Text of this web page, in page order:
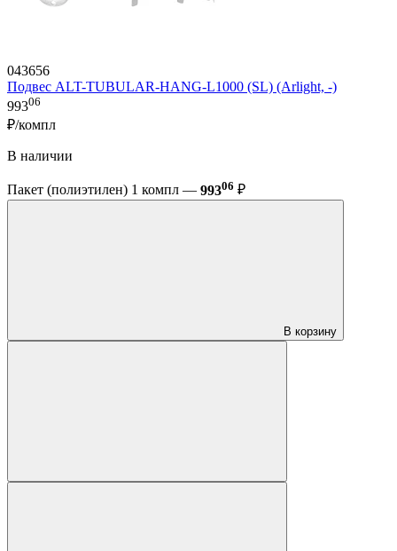
043656
Подвес ALT-TUBULAR-HANG-L1000 (SL) (Arlight, -)
99306
₽/компл
В наличии
Пакет (полиэтилен) 1 компл — 99306 ₽
В корзину